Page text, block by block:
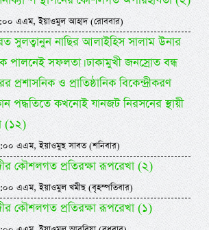
এএম, ইয়াওমুল আহাদ (রোববার)
সুলত্বানুন নাছির আলাইহিস সালাম উনার
পালনেই সফলতা। ঢাকামুখী জনস্রোত বন্ধ
প্রশাসনিক ও প্রাতিষ্ঠানিক বিকেন্দ্রীকরণ
পদ্ধতিতে কখনোই যানজট নিরসনের স্থায়ী
(১২)
এএম, ইয়াওমুছ সাবত (শনিবার)
কৌশলগত প্রতিরক্ষা রূপরেখা (২)
এএম, ইয়াওমুল খমীছ (বৃহস্পতিবার)
কৌশলগত প্রতিরক্ষা রূপরেখা (১)